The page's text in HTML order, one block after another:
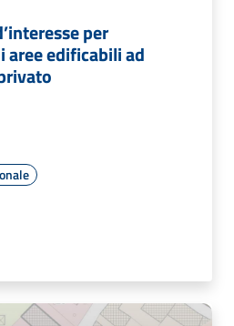
per
aree edificabili ad